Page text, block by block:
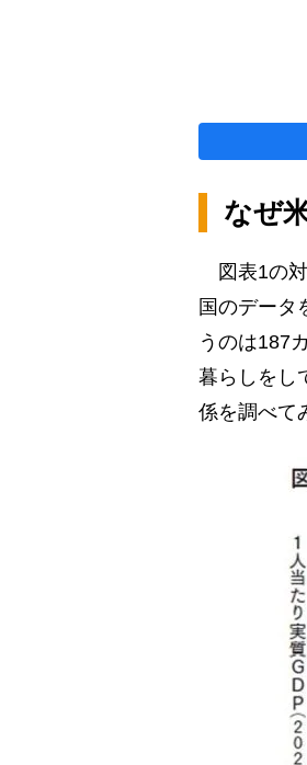
なぜ
図表1の対
国のデータ
うのは187
暮らしをし
係を調べて